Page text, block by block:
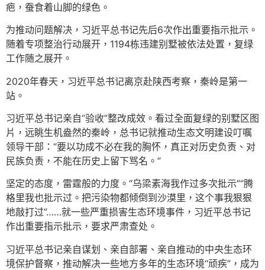
疤，蚕食着山脚的绿色。
为推动问题解决，习近平总书记先后6次作出重要指示批示。
随着专项整治行动展开，1194栋违建别墅被依法处置，复绿
工作随之展开。
2020年春天，习近平总书记离京赴陕西考察，秦岭是第一
站。
习近平总书记亲自“验收”整改成效。看过全面复绿的别墅区图
片，远眺生机盎然的秦岭，总书记就推动生态文明建设叮嘱
领导干部：“要以功成不必在我的胸怀，真正对历史负责、对
民族负责，不能在历史上留下骂名。”
坚定的态度，雷霆般的力度。“乌梁素海我作过多次批示”“腾
格里我也批示过。把污染物都倾倒到沙漠里，这个事我狠狠
地敲打过”……就一些严重损害生态环境事件，习近平总书记
作出重要指示批示，要求严肃查处。
习近平总书记亲自谋划、亲自部署、亲自推动的中央生态环
境保护督察，推动解决一些地方多年的生态环境“顽疾”，成为